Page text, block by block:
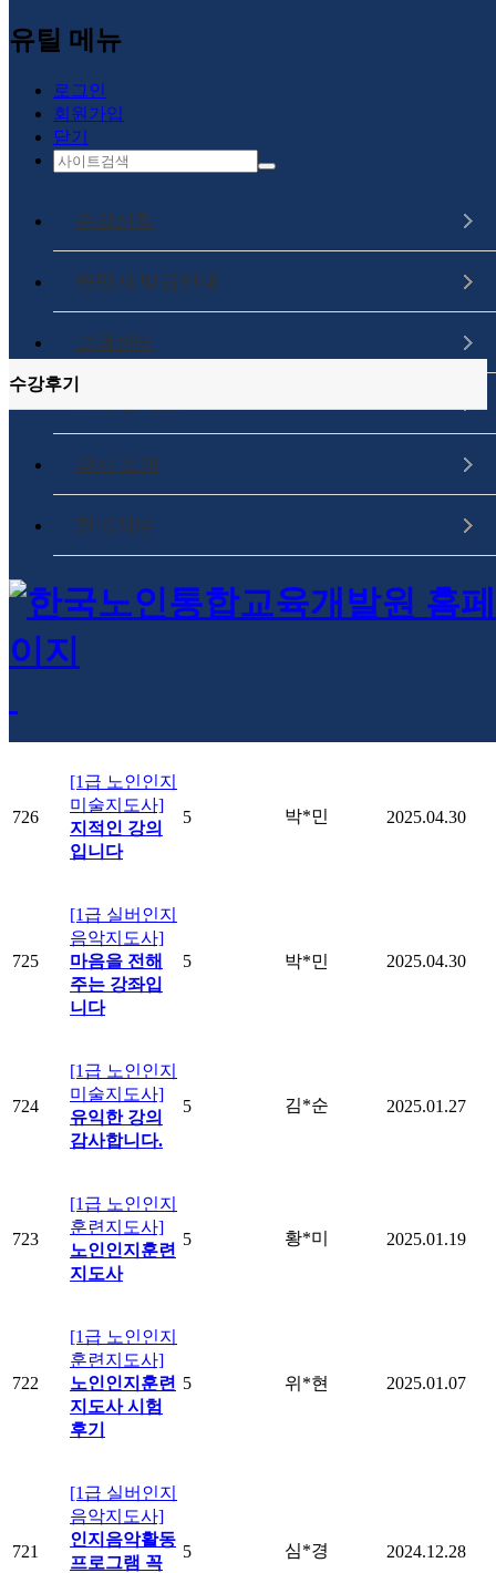
유틸 메뉴
로그인
회원가입
닫기
수강신청
증명서 발급안내
고객센터
강사 소개
전국지부
고객센터
공지사항
강의의뢰상담
수강후기
구인/구직
수강후기
[1급 노인인지
교구지도사]
인지자극에
도움이됩니
다.
2025.05.25
교구지도사]
726
[1급 노인인지
미술지도사]
지적인 강의
입니다
5 박*민 2025.04.30
725
[1급 실버인지
음악지도사]
마음을 전해
주는 강좌입
니다
5 박*민 2025.04.30
724
[1급 노인인지
미술지도사]
유익한 강의
감사합니다.
5 김*순 2025.01.27
723
[1급 노인인지
훈련지도사]
노인인지훈련
지도사
5 황*미 2025.01.19
722
[1급 노인인지
훈련지도사]
노인인지훈련
지도사 시험
후기
5 위*현 2025.01.07
721
[1급 실버인지
음악지도사]
인지음악활동
프로그램 꼭
5 심*경 2024.12.28